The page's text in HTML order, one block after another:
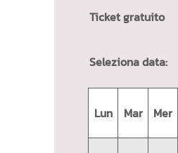
Ticket gratuito
Seleziona data:
Lun Mar Mer